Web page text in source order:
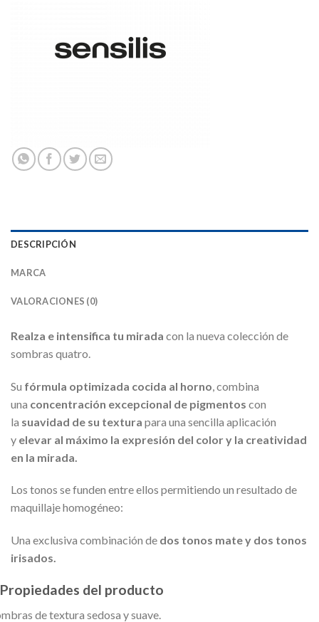
DESCRIPCIÓN
MARCA
VALORACIONES (0)
Realza e intensifica tu mirada con la nueva colección de
sombras quatro.
Su fórmula optimizada cocida al horno , combina
una concentración excepcional de pigmentos con
la suavidad de su textura para una sencilla aplicación
y elevar al máximo la expresión del colory la creatividad
en la mirada.
Los tonos se funden entre ellos permitiendo un resultado de
maquillaje homogéneo:
Una exclusiva combinación de dos tonos mate y dos tonos
irisados.
Propiedades del producto
de textura sedosa y suave.